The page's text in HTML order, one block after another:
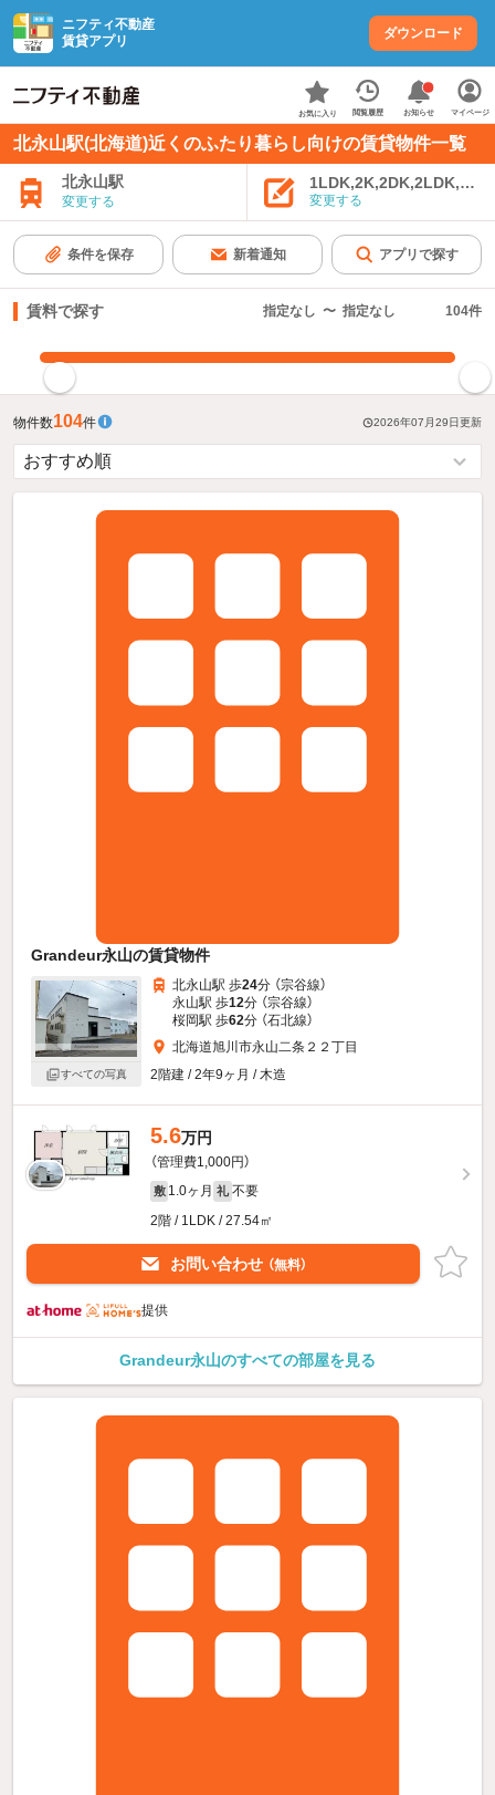
ニフティ不動産
賃貸アプリ
ダウンロード
お気に入り 閲覧履歴 お知らせ マイページ
北永山駅(北海道)近くのふたり暮らし向けの賃貸物件一覧
北永山駅
変更する 変更する
条件を保存 新着通知 アプリで探す
賃料で探す 指定なし 〜 指定なし 104件
物件数104件 2026年07月29日更新
Grandeur永山の賃貸物件
すべての写真
北永山駅 歩24分 （宗谷線）
永山駅 歩12分 （宗谷線）
桜岡駅 歩62分 （石北線）
北海道旭川市永山二条２２丁目
2階建 / 2年9ヶ月 / 木造
5.6万円
（管理費1,000円）
敷 1.0ヶ月 礼 不要
2階 / 1LDK / 27.54㎡
お問い合わせ （無料）
提供
Grandeur永山のすべての部屋を見る